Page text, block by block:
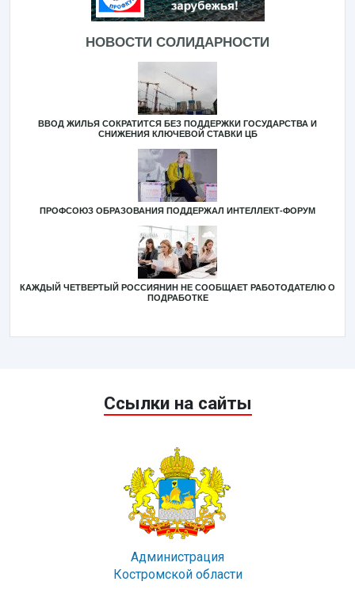
НОВОСТИ СОЛИДАРНОСТИ
ВВОД ЖИЛЬЯ СОКРАТИТСЯ БЕЗ ПОДДЕРЖКИ ГОСУДАРСТВА И
СНИЖЕНИЯ КЛЮЧЕВОЙ СТАВКИ ЦБ
ПРОФСОЮЗ ОБРАЗОВАНИЯ ПОДДЕРЖАЛ ИНТЕЛЛЕКТ-ФОРУМ
КАЖДЫЙ ЧЕТВЕРТЫЙ РОССИЯНИН НЕ СООБЩАЕТ РАБОТОДАТЕЛЮ О
ПОДРАБОТКЕ
Ссылки на сайты
Администрация
Костромской области